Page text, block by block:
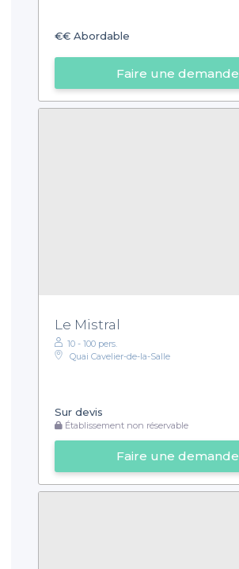
€€ Abordable
Faire une demande
Le Mistral
10 - 100 pers.
Quai Cavelier-de-la-Salle
Sur devis
Établissement non réservable
Faire une demande